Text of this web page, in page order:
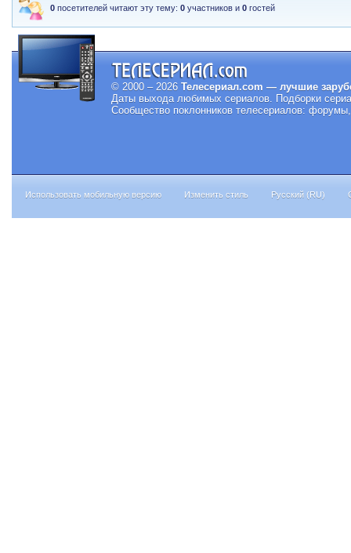
0 посетителей читают эту тему:0 участников и0 гостей
© 2000 – 2026 Телесериал.com — лучшие
Даты выхода любимых сериалов. Подборки
Сообщество поклонников телесериалов:
Использовать мобильную версию Изменить стиль Русский (RU)